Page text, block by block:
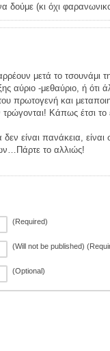
(κι όχι
μετά το τσουνάμι
αύριο -μεθαύριο, ή
πρωτογενή και
Κάπως έτσι το
είναι πανάκεια,
το αλλιώς!
(Required)
(Will not be published)
(Optional)